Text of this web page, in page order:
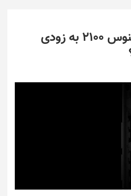
آیا چیپست اگزینوس 2100 به زودی